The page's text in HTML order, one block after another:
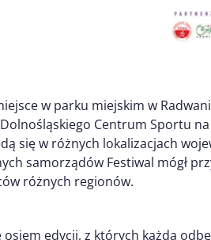
w parku miejskim w
Centrum Sportu
się w różnych lokalizacjach
samorządów Festiwal mógł
różnych regionów.
edycji, z których każda